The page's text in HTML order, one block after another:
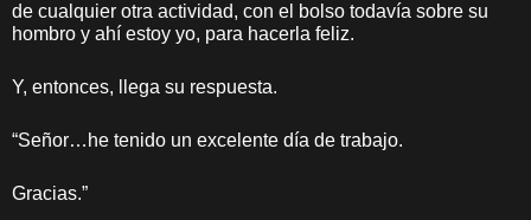
de cualquier otra actividad, con el bolso todavía sobre su
hombro y ahí estoy yo, para hacerla feliz.
Y, entonces, llega su respuesta.
“Señor…he tenido un excelente día de trabajo.
Gracias.”